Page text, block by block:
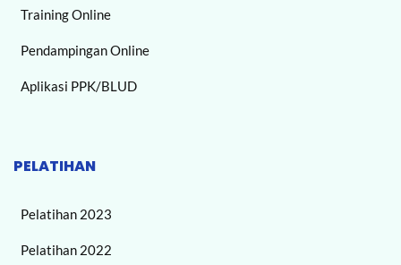
Training Online
Pendampingan Online
Aplikasi PPK/BLUD
PELATIHAN
Pelatihan 2023
Pelatihan 2022